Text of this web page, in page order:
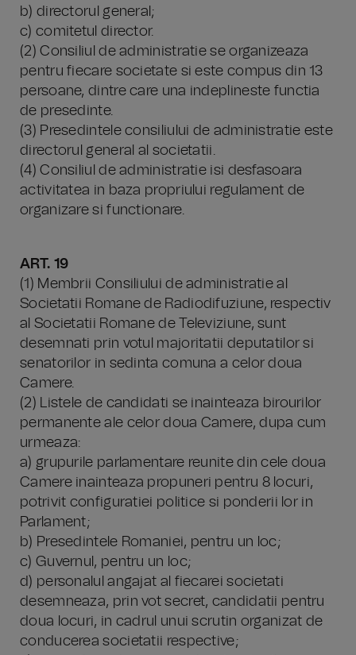
b) directorul general;
c) comitetul director.
(2) Consiliul de administratie se organizeaza
pentru fiecare societate si este compus din 13
persoane, dintre care una indeplineste functia
de presedinte.
(3) Presedintele consiliului de administratie este
directorul general al societatii.
(4) Consiliul de administratie isi desfasoara
activitatea in baza propriului regulament de
organizare si functionare.
ART. 19
(1) Membrii Consiliului de administratie al
Societatii Romane de Radiodifuziune, respectiv
al Societatii Romane de Televiziune, sunt
desemnati prin votul majoritatii deputatilor si
senatorilor in sedinta comuna a celor doua
Camere.
(2) Listele de candidati se inainteaza birourilor
permanente ale celor doua Camere, dupa cum
urmeaza:
a) grupurile parlamentare reunite din cele doua
Camere inainteaza propuneri pentru 8 locuri,
potrivit configuratiei politice si ponderii lor in
Parlament;
b) Presedintele Romaniei, pentru un loc;
c) Guvernul, pentru un loc;
d) personalul angajat al fiecarei societati
desemneaza, prin vot secret, candidatii pentru
doua locuri, in cadrul unui scrutin organizat de
conducerea societatii respective;